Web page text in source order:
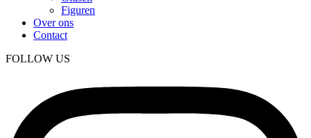
Figuren
Over ons
Contact
FOLLOW US